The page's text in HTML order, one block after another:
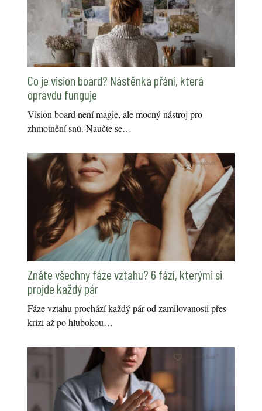
Co je vision board? Nástěnka přání, která
opravdu funguje
Vision board není magie, ale mocný nástroj pro
zhmotnění snů. Naučte se…
Znáte všechny fáze vztahu? 6 fází, kterými si
projde každý pár
Fáze vztahu prochází každý pár od zamilovanosti přes
krizi až po hlubokou…